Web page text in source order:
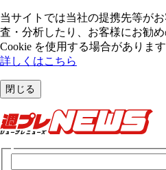
当サイトでは当社の提携先等が
査・分析したり、お客様にお勧
Cookie を使⽤する場合があります
詳しくはこちら
閉じる